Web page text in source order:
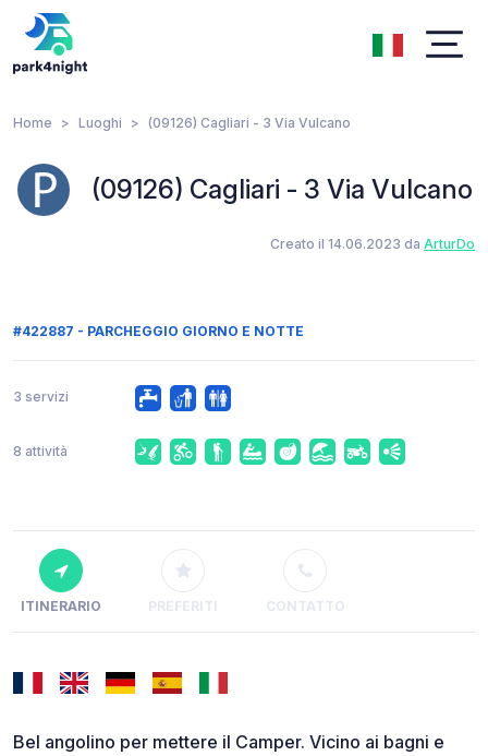
Home Luoghi (09126) Cagliari - 3 Via Vulcano
(09126) Cagliari - 3 Via Vulcano
Creato il 14.06.2023 da ArturDo
#422887 - PARCHEGGIO GIORNO E NOTTE
3 servizi
8 attività
ITINERARIO PREFERITI CONTATTO
Bel angolino per mettere il Camper. Vicino ai bagni e